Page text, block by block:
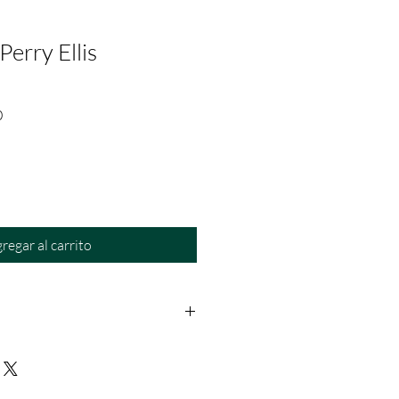
Ellis
Precio
al carrito
Aplica solo para fallas del